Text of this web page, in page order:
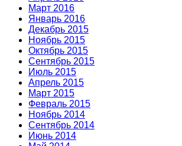
Март 2016
Январь 2016
Декабрь 2015
Ноябрь 2015
Октябрь 2015
Сентябрь 2015
Июль 2015
Апрель 2015
Март 2015
Февраль 2015
Ноябрь 2014
Сентябрь 2014
Июнь 2014